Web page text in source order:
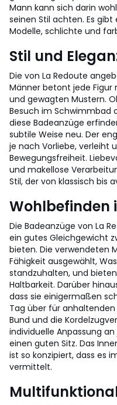
Mann kann sich darin
seinen Stil achten. Es
Modelle, schlichte und
Stil und
Die von La Redoute
Männer betont jede
und gewagten Mustern.
Besuch im Schwimmbad
diese Badeanzüge
subtile Weise neu. Der
je nach Vorliebe, verleiht
Bewegungsfreiheit.
und makellose
Stil, der von klassisch bis
Wohlbefinden
Die Badeanzüge von La
ein gutes Gleichgewicht
bieten. Die verwendeten
Fähigkeit ausgewählt,
standzuhalten, und
Haltbarkeit. Darüber
dass sie einigermaßen
Tag über für
Bund und die
individuelle Anpassung
einen guten Sitz. Das
ist so konzipiert, dass es
vermittelt.